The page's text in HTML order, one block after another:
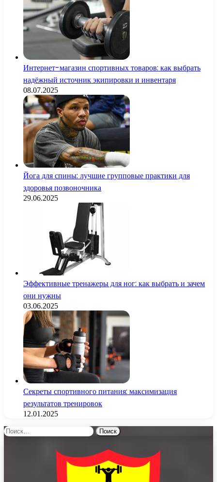
Интернет-магазин спортивных товаров: как выбрать
надёжный источник экипировки и инвентаря
08.07.2025
Йога для спины: лучшие групповые практики для
здоровья позвоночника
29.06.2025
Эффективные тренажеры для ног: как выбрать и зачем
они нужны
03.06.2025
Секреты спортивного питания: максимизация
результатов тренировок
12.01.2025
Найти: